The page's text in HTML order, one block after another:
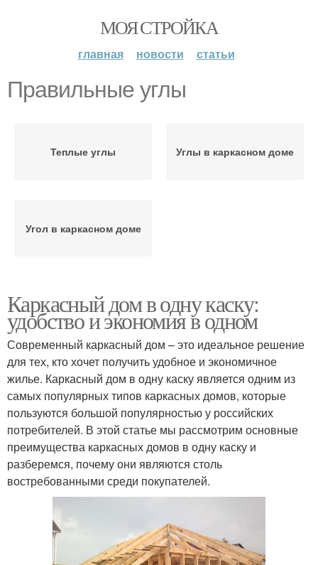
МОЯ СТРОЙКА
главная новости статьи
Правильные углы
Теплые углы Углы в каркасном доме
Угол в каркасном доме
Каркасный дом в одну каску:
удобство и экономия в одном
Современный каркасный дом – это идеальное решение
для тех, кто хочет получить удобное и экономичное
жилье. Каркасный дом в одну каску является одним из
самых популярных типов каркасных домов, которые
пользуются большой популярностью у российских
потребителей. В этой статье мы рассмотрим основные
преимущества каркасных домов в одну каску и
разберемся, почему они являются столь
востребованными среди покупателей.